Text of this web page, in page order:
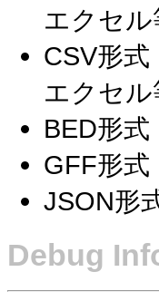
エクセ
CSV形
エクセ
BED形
GFF形
JSON形
Debug